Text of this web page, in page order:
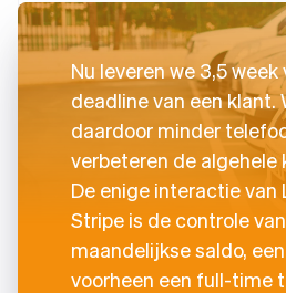
Nu leveren we 3,5 week
deadline van een klant.
daardoor minder
verbeteren de algehele
De enige interactie van
Stripe is de controle
maandelijkse saldo,
voorheen een full-time